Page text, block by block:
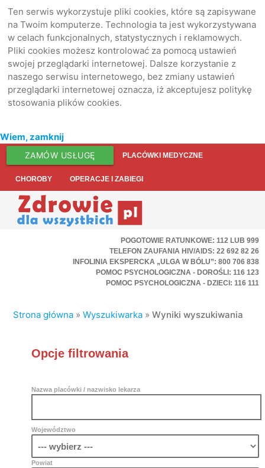
Ten serwis wykorzystuje pliki cookies, które są zapisywane
na Twoim komputerze. Technologia ta jest wykorzystywana
w celach funkcjonalnych, statystycznych i reklamowych.
Pliki cookies możesz kontrolować za pomocą ustawień
swojej przeglądarki internetowej. Dalsze korzystanie z
naszego serwisu internetowego, bez zmiany ustawień
przeglądarki internetowej oznacza, iż akceptujesz politykę
stosowania plików cookies.
Wiem, zamknij
ZAMÓW USŁUGĘ PLACÓWKI MEDYCZNE
CHOROBY OPERACJE I ZABIEGI
POGOTOWIE RATUNKOWE: 112 LUB 999
TELEFON ZAUFANIA HIV/AIDS: 22 692 82 26
INFOLINIA EKSPERCKA „ULGA W BÓLU”: 800 706 838
POMOC PSYCHOLOGICZNA - DOROŚLI: 116 123
POMOC PSYCHOLOGICZNA - DZIECI: 116 111
Strona główna »Wyszukiwarka »Wyniki wyszukiwania
Opcje filtrowania
Nazwa placówki / nazwisko lekarza
Województwo
Powiat